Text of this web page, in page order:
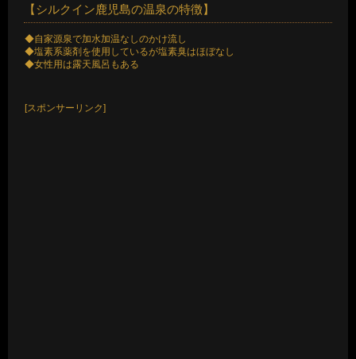
【シルクイン鹿児島の温泉の特徴】
◆自家源泉で加水加温なしのかけ流し
◆塩素系薬剤を使用しているが塩素臭はほぼなし
◆女性用は露天風呂もある
[スポンサーリンク]